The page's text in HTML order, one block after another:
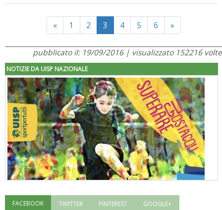
«Previous
1 2 3 4 5 6 »Next
pubblicato il: 19/09/2016 | visualizzato 152216 volte
NOTIZIE DA UISP NAZIONALE
"Superare gli ostacoli": la relazione di Tiziano Pesce al CN Uisp
FACEBOOK TWITTER PINTEREST GOOGLE+